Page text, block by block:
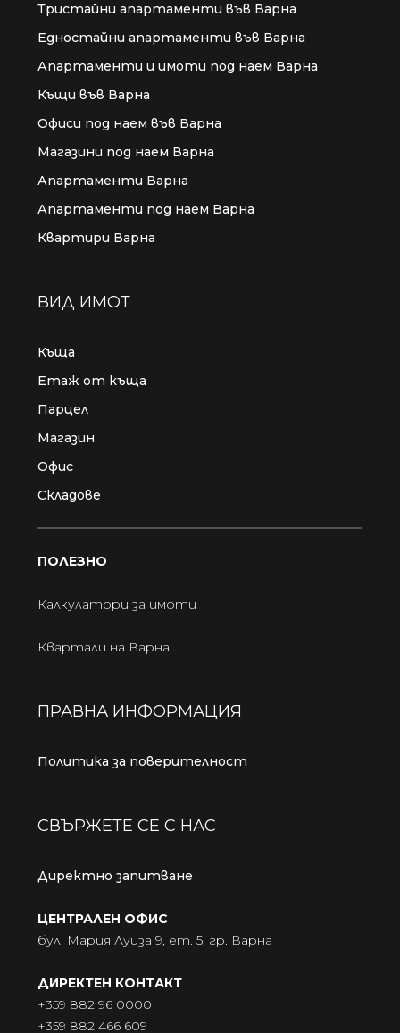
Тристайни апартаменти във Варна
Едностайни апартаменти във Варна
Апартаменти и имоти под наем Варна
Къщи във Варна
Офиси под наем във Варна
Магазини под наем Варна
Апартаменти Варна
Апартаменти под наем Варна
Квартири Варна
ВИД ИМОТ
Къща
Етаж от къща
Парцел
Магазин
Офис
Складове
ПОЛЕЗНО
Калкулатори за имоти
Квартали на Варна
ПРАВНА ИНФОРМАЦИЯ
Политика за поверителност
СВЪРЖЕТЕ СЕ С НАС
Директно запитване
ЦЕНТРАЛЕН ОФИС
бул. Мария Луиза 9, ет. 5, гр. Варна
ДИРЕКТЕН КОНТАКТ
+359 882 96 0000
+359 882 466 609